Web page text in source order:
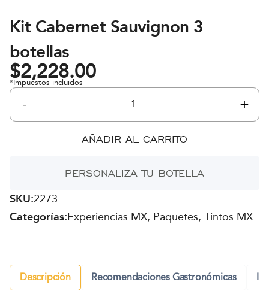
Kit Cabernet Sauvignon 3
botellas
$2,228.00
*Impuestos incluidos
-
3
botellas
cantidad
+
AÑADIR AL CARRITO
PERSONALIZA TU BOTELLA
SKU:2273
Categorías:Experiencias MX, Paquetes, Tintos MX
Descripción Recomendaciones Gastronómicas